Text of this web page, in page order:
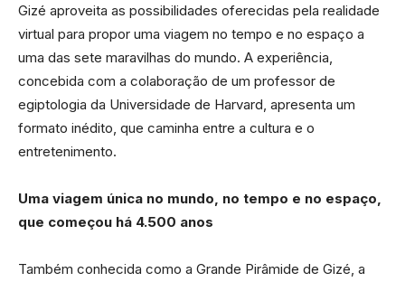
Gizé aproveita as possibilidades oferecidas pela realidade
virtual para propor uma viagem no tempo e no espaço a
uma das sete maravilhas do mundo. A experiência,
concebida com a colaboração de um professor de
egiptologia da Universidade de Harvard, apresenta um
formato inédito, que caminha entre a cultura e o
entretenimento.
Uma viagem única no mundo, no tempo e no espaço,
que começou há 4.500 anos
Também conhecida como a Grande Pirâmide de Gizé, a